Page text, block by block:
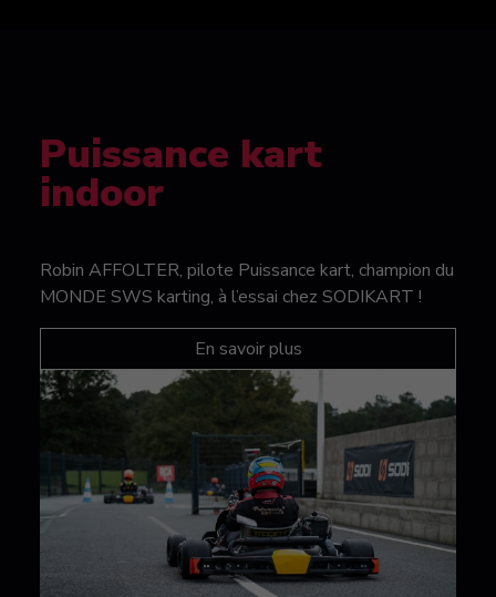
Puissance kart
indoor
Robin AFFOLTER, pilote Puissance kart, champion du
MONDE SWS karting, à l’essai chez SODIKART !
En savoir plus